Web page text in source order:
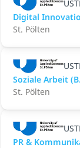
Digital
St. Pölten
Soziale Arbeit
St. Pölten
PR &